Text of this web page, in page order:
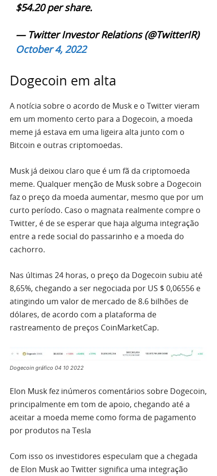
$54.20 per share.
— Twitter Investor Relations (@TwitterIR)
October 4, 2022
Dogecoin em alta
A notícia sobre o acordo de Musk e o Twitter vieram
em um momento certo para a Dogecoin, a moeda
meme já estava em uma ligeira alta junto com o
Bitcoin e outras criptomoedas.
Musk já deixou claro que é um fã da criptomoeda
meme. Qualquer menção de Musk sobre a Dogecoin
faz o preço da moeda aumentar, mesmo que por um
curto período. Caso o magnata realmente compre o
Twitter, é de se esperar que haja alguma integração
entre a rede social do passarinho e a moeda do
cachorro.
Nas últimas 24 horas, o preço da Dogecoin subiu até
8,65%, chegando a ser negociada por US $ 0,06556 e
atingindo um valor de mercado de 8.6 bilhões de
dólares, de acordo com a plataforma de
rastreamento de preços CoinMarketCap.
Dogecoin gráfico 04 10 2022
Elon Musk fez inúmeros comentários sobre Dogecoin,
principalmente em tom de apoio, chegando até a
aceitar a moeda meme como forma de pagamento
por produtos na Tesla
Com isso os investidores especulam que a chegada
de Elon Musk ao Twitter significa uma integração